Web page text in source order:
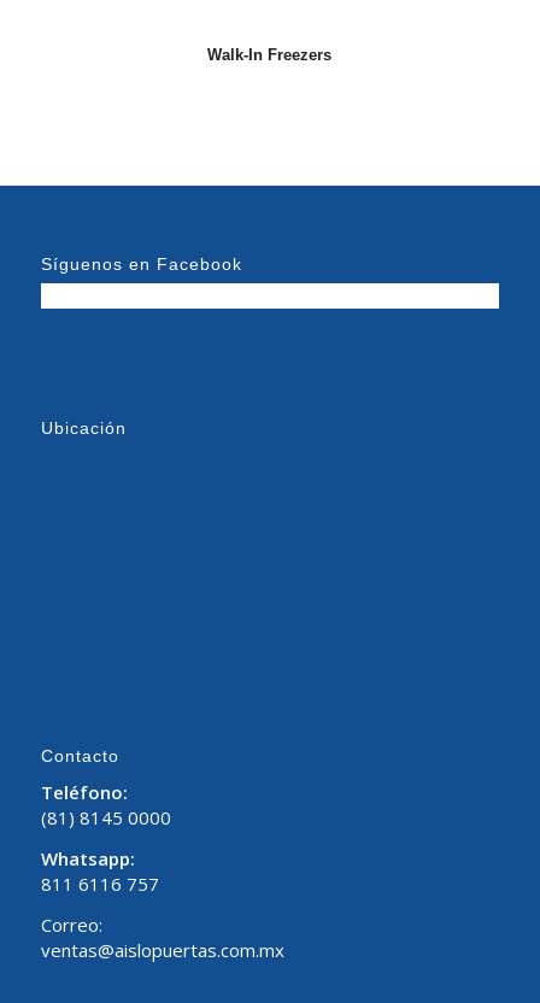
Walk-In Freezers
Síguenos en Facebook
Ubicación
Contacto
Teléfono:
(81) 8145 0000
Whatsapp:
811 6116 757
Correo:
ventas@aislopuertas.com.mx